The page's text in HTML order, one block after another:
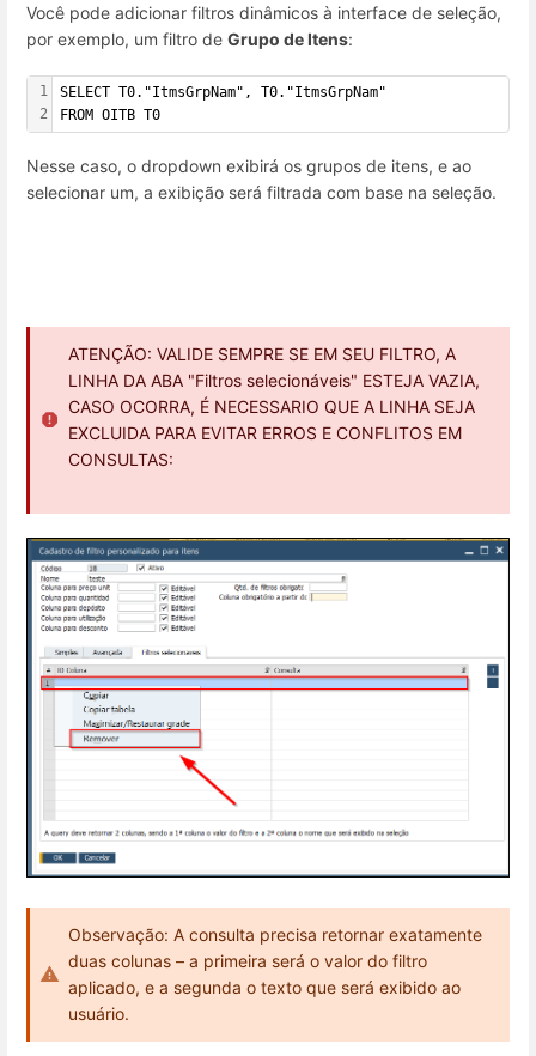
Você pode adicionar filtros dinâmicos à interface de seleção,
por exemplo, um filtro de Grupo de Itens:
1
2
SELECT T0."ItmsGrpNam", T0."ItmsGrpNam"
FROM OITB T0
Nesse caso, o dropdown exibirá os grupos de itens, e ao
selecionar um, a exibição será filtrada com base na seleção.
ATENÇÃO: VALIDE SEMPRE SE EM SEU FILTRO, A
LINHA DA ABA "Filtros selecionáveis" ESTEJA VAZIA,
CASO OCORRA, É NECESSARIO QUE A LINHA SEJA
EXCLUIDA PARA EVITAR ERROS E CONFLITOS EM
CONSULTAS:
Observação: A consulta precisa retornar exatamente
duas colunas – a primeira será o valor do filtro
aplicado, e a segunda o texto que será exibido ao
usuário.